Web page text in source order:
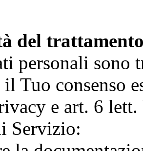
del
personali sono
il Tuo consenso
e art. 6
Servizio: